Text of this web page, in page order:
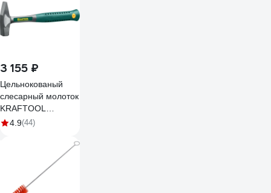
3 155 ₽
Цельнокованый
слесарный молоток
KRAFTOOL
AutoKraft 500г
4.9(44)